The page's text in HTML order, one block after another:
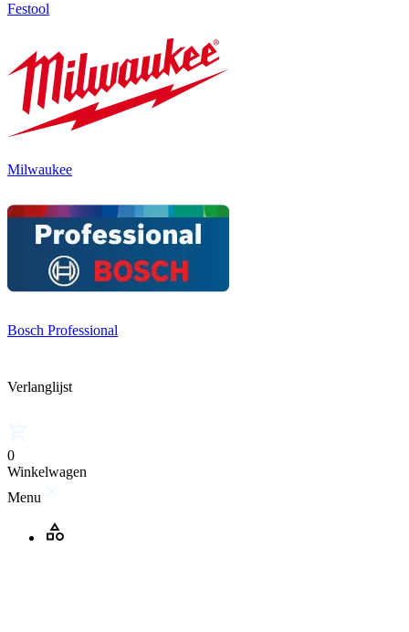
Festool
Milwaukee
Bosch Professional
Verlanglijst
0
Winkelwagen
Menu